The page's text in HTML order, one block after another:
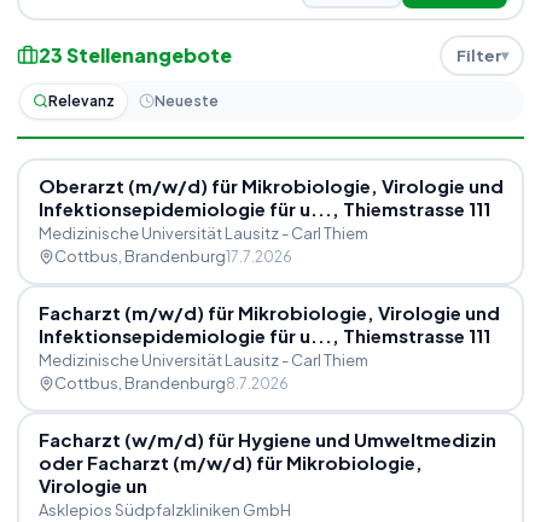
23Stellenangebote
Relevanz Neueste
Filter
Oberarzt (m/w/d) für Mikrobiologie, Virologie und
Infektionsepidemiologie für u..., Thiemstrasse 111
Medizinische Universität Lausitz - Carl Thiem
Cottbus , Brandenburg17.7.2026
Facharzt (m/w/d) für Mikrobiologie, Virologie und
Infektionsepidemiologie für u..., Thiemstrasse 111
Medizinische Universität Lausitz - Carl Thiem
Cottbus , Brandenburg8.7.2026
Facharzt (w/m/d) für Hygiene und Umweltmedizin
oder Facharzt (m/w/d) für Mikrobiologie,
Virologie un
Asklepios Südpfalzkliniken GmbH